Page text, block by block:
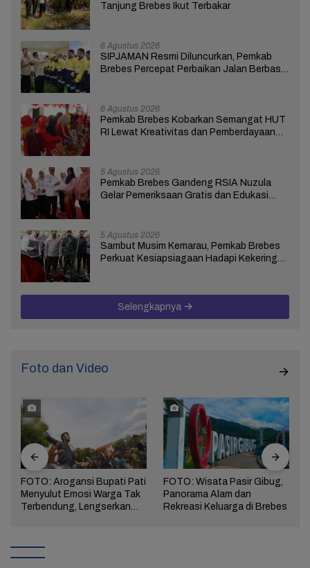
Tanjung Brebes Ikut Terbakar
6 Agustus 2026
SIPJAMAN Resmi Diluncurkan, Pemkab
Brebes Percepat Perbaikan Jalan Berbasis
6 Agustus 2026
Pemkab Brebes Kobarkan Semangat HUT
RI Lewat Kreativitas dan Pemberdayaan
5 Agustus 2026
Pemkab Brebes Gandeng RSIA Nuzula
Gelar Pemeriksaan Gratis dan Edukasi
5 Agustus 2026
Sambut Musim Kemarau, Pemkab Brebes
Perkuat Kesiapsiagaan Hadapi Kekeringan
Selengkapnya
Foto dan Video
FOTO: Arogansi Bupati Pati
Menyulut Emosi Warga Tak
Terbendung, Lengserkan
FOTO: Wisata Pasir Gibug,
Panorama Alam dan
Rekreasi Keluarga di Brebes